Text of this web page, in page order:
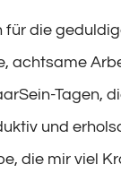
für die
achtsame
Tagen,
und
die mir viel